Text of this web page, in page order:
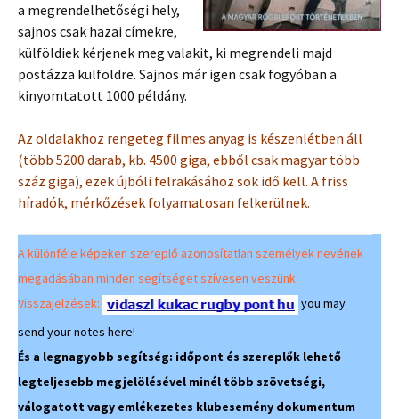
a megrendelhetőségi hely,
sajnos csak hazai címekre,
külföldiek kérjenek meg valakit, ki megrendeli majd
postázza külföldre. Sajnos már igen csak fogyóban a
kinyomtatott 1000 példány.
Az oldalakhoz rengeteg filmes anyag is készenlétben áll
(több 5200 darab, kb. 4500 giga, ebből csak magyar több
száz giga), ezek újbóli felrakásához sok idő kell. A friss
híradók, mérkőzések folyamatosan felkerülnek.
A különféle képeken szereplő azonosítatlan személyek nevének
megadásában minden segítséget szívesen veszünk.
Visszajelzések:
you may
send your notes here!
És a legnagyobb segítség: időpont és szereplők lehető
legteljesebb megjelölésével minél több szövetségi,
válogatott vagy emlékezetes klubesemény dokumentum